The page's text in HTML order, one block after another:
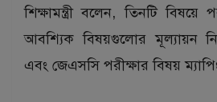
শিক্ষামন্ত্রী বলেন, তিনটি বিষয়ে
আবশ্যিক বিষয়গুলোর মূল্যায়ন
এবং জেএসসি পরীক্ষার বিষয়